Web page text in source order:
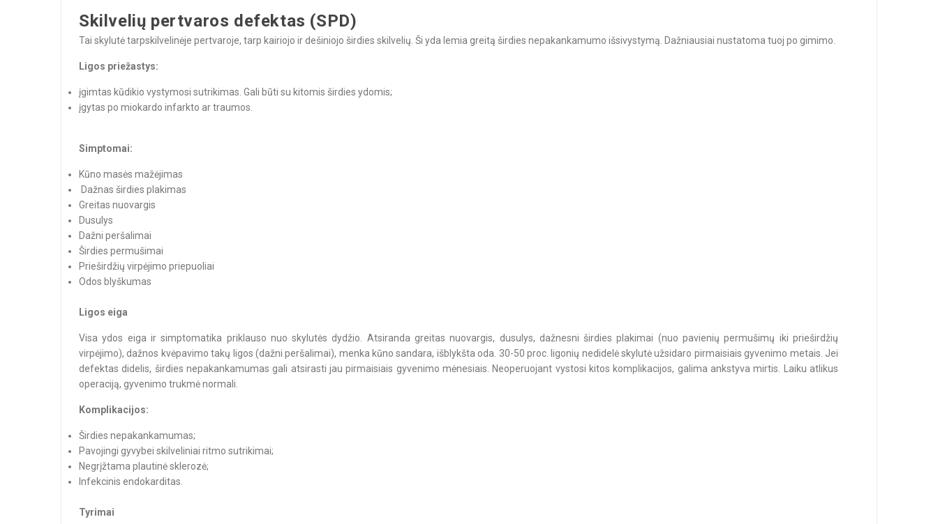
Skilvelių pertvaros defektas (SPD)
Tai skylutė tarpskilvelinėje pertvaroje, tarp kairiojo ir dešiniojo širdies skilvelių. Ši yda lemia greitą širdies nepakankamumo išsivystymą. Dažniausiai nustatoma tuoj po gimimo.
Ligos priežastys:
įgimtas kūdikio vystymosi sutrikimas. Gali būti su kitomis širdies ydomis;
įgytas po miokardo infarkto ar traumos.
Simptomai:
Kūno masės mažėjimas
Dažnas širdies plakimas
Greitas nuovargis
Dusulys
Dažni peršalimai
Širdies permušimai
Prieširdžių virpėjimo priepuoliai
Odos blyškumas
Ligos eiga
Visa ydos eiga ir simptomatika priklauso nuo skylutės dydžio. Atsiranda greitas nuovargis, dusulys, dažnesni širdies plakimai (nuo pavienių permušimų iki prieširdžių
virpėjimo), dažnos kvėpavimo takų ligos (dažni peršalimai), menka kūno sandara, išblykšta oda. 30-50 proc. ligonių nedidelė skylutė užsidaro pirmaisiais gyvenimo metais. Jei
defektas didelis, širdies nepakankamumas gali atsirasti jau pirmaisiais gyvenimo mėnesiais. Neoperuojant vystosi kitos komplikacijos, galima ankstyva mirtis. Laiku atlikus
operaciją, gyvenimo trukmė normali.
Komplikacijos:
Širdies nepakankamumas;
Pavojingi gyvybei skilveliniai ritmo sutrikimai;
Negrįžtama plautinė sklerozė;
Infekcinis endokarditas.
Tyrimai